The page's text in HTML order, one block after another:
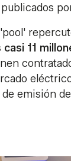
11
emisión